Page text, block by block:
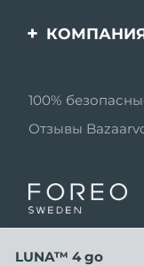
Гарантия и
Информация
Регистрация
Партнерская
программа
MYSA
Партнеры по
100%
Отзывы
LUNA™ 4 go